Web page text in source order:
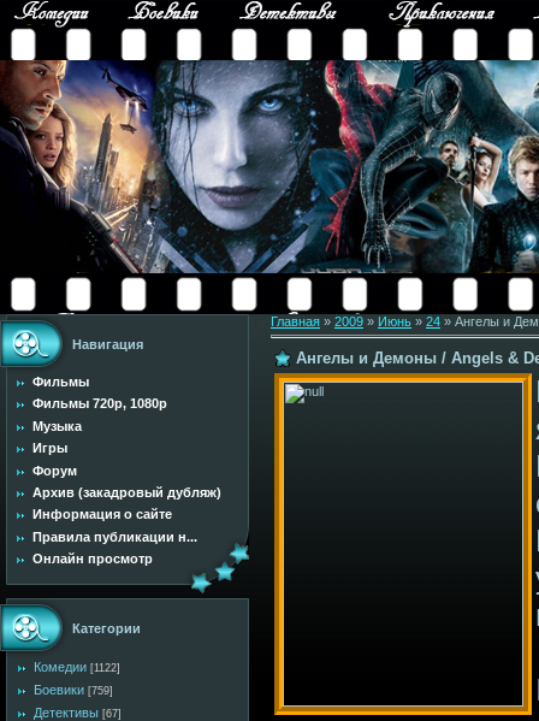
Навигация
Фильмы
Фильмы 720p, 1080p
Музыка
Игры
Форум
Архив (закадровый дубляж)
Информация о сайте
Правила публикации н...
Онлайн просмотр
Категории
Комедии [1122]
Боевики [759]
Детективы [67]
Главная » 2009 » Июнь » 24 » Ангелы и
Ангелы и Демоны / Angels &